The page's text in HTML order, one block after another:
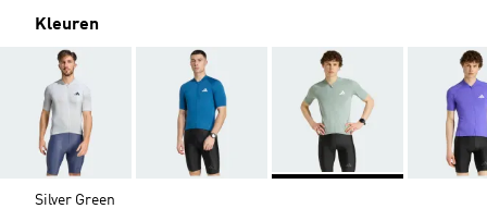
Kleuren
Silver Green